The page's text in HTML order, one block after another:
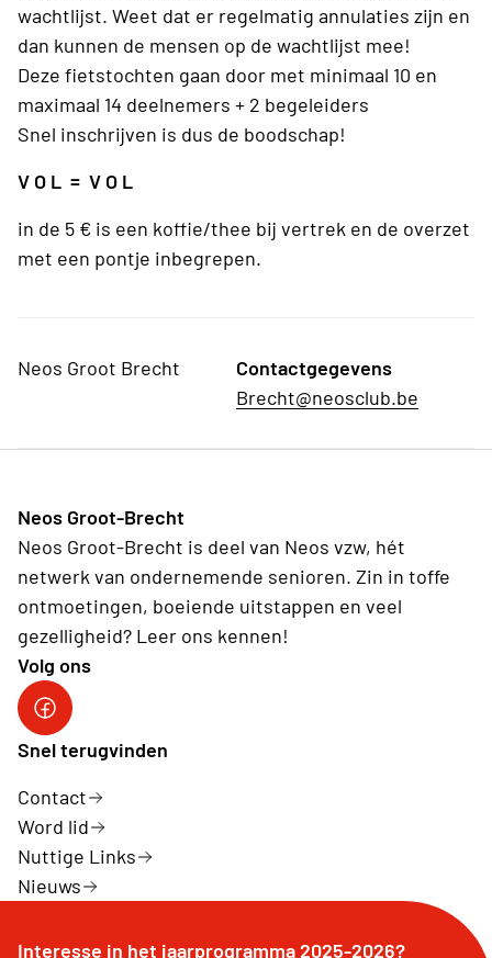
wachtlijst. Weet dat er regelmatig annulaties zijn en
dan kunnen de mensen op de wachtlijst mee!
Deze fietstochten gaan door met minimaal 10 en
maximaal 14 deelnemers + 2 begeleiders
Snel inschrijven is dus de boodschap!
V O L = V O L
in de 5 € is een koffie/thee bij vertrek en de overzet
met een pontje inbegrepen.
Neos Groot Brecht
Contactgegevens
Brecht@neosclub.be
Neos Groot-Brecht
Neos Groot-Brecht is deel van Neos vzw, hét
netwerk van ondernemende senioren. Zin in toffe
ontmoetingen, boeiende uitstappen en veel
gezelligheid? Leer ons kennen!
Volg ons
Facebook Neos Groot Brecht
Snel terugvinden
Contact
Word lid
Nuttige Links
Nieuws
Interesse in het jaarprogramma 2025-2026?